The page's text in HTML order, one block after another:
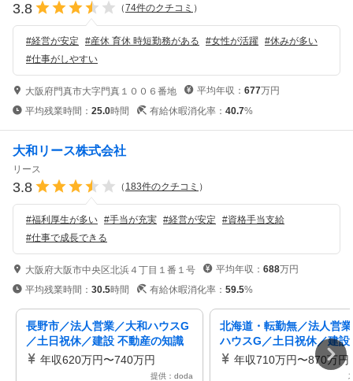
3.8 （74件のクチコミ ）
#経営が安定 #産休 育休 時短勤務がある #女性が活躍 #休みが多い
#仕事がしやすい
大阪府門真市大字門真１００６番地 平均年収： 677万円
平均残業時間： 25.0時間 有給休暇消化率： 40.7%
大和リース株式会社
リース
3.8 （ 183件のクチコミ ）
#福利厚生が多い #手当が充実 #経営が安定 #資格手当支給
#仕事で成長できる
大阪府大阪市中央区北浜４丁目１番１号 平均年収： 688万円
平均残業時間： 30.5時間 有給休暇消化率： 59.5%
長野市／法人営業／大和ハウスG
／土日祝休／建設 不動産の知識
を活かし年間休日123日／残業少
年収620万円〜740万円
提供：doda
北海道・転勤無／法人営
ハウスG／土日祝休／建設
の知識を活かす／年間休
年収710万円〜870万円